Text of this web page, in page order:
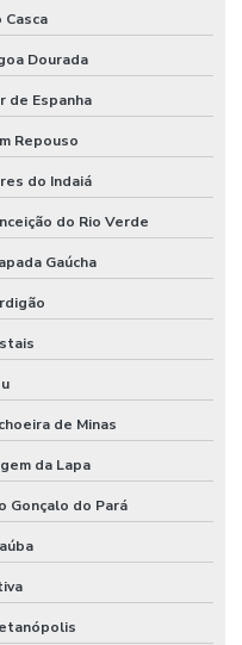
Paulo
Gerais
Casca
Dourada
de Espanha
Repouso
do Indaiá
do Rio Verde
Gaúcha
de Minas
da Lapa
Gonçalo do Pará